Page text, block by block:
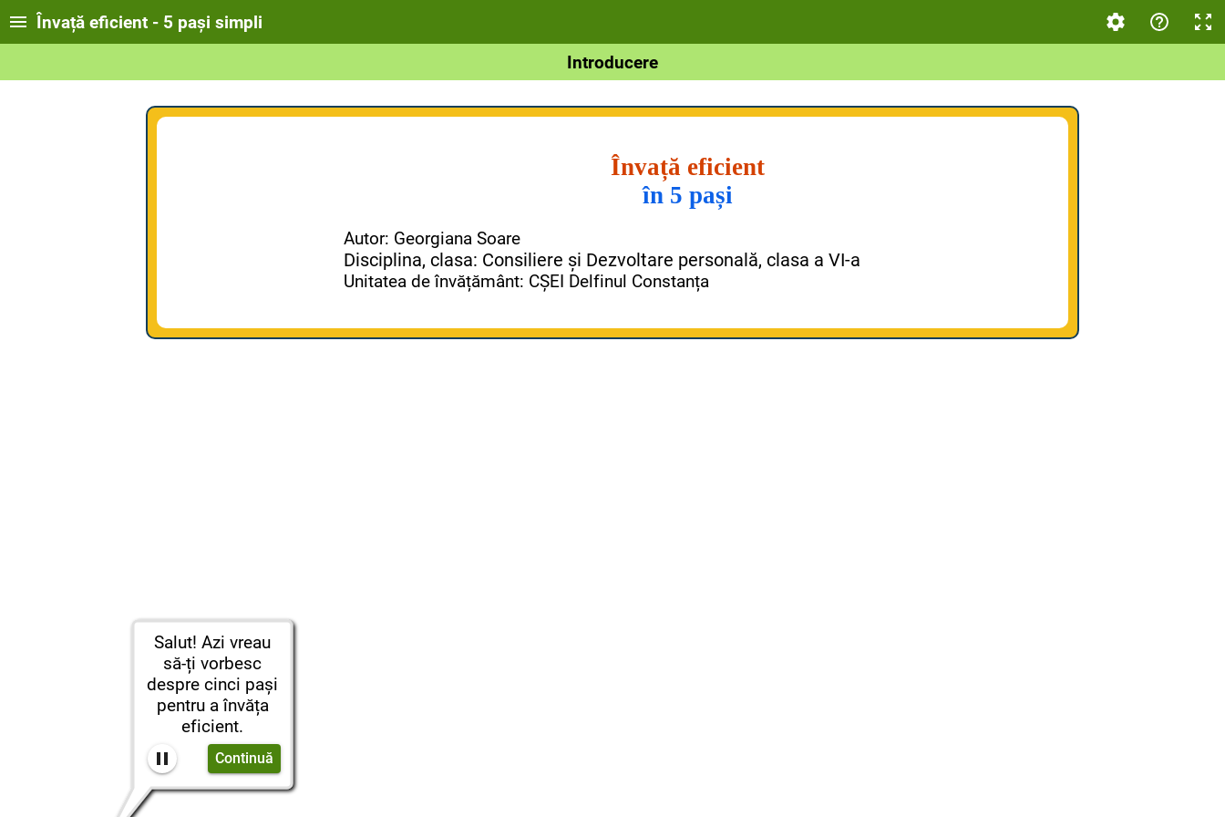
Salut! Azi vreau
să-ți vorbesc
despre cinci pași
pentru a învăța
eficient.
Continuă
Învață eficient - 5 pași simpli
Introducere
Învață eficient
în 5 pași
Autor: Georgiana Soare
Disciplina, clasa: Consiliere și Dezvoltare personală, clasa a VI-a
Unitatea de învățământ: CȘEI Delfinul Constanța